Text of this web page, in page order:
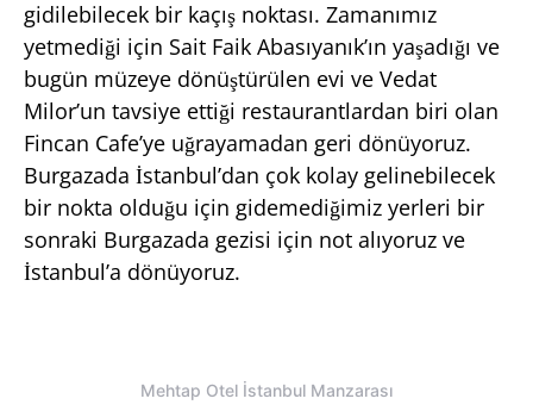
gidilebilecek bir kaçış noktası. Zamanımız
yetmediği için Sait Faik Abasıyanık’ın yaşadığı ve
bugün müzeye dönüştürülen evi ve Vedat
Milor’un tavsiye ettiği restaurantlardan biri olan
Fincan Cafe’ye uğrayamadan geri dönüyoruz.
Burgazada İstanbul’dan çok kolay gelinebilecek
bir nokta olduğu için gidemediğimiz yerleri bir
sonraki Burgazada gezisi için not alıyoruz ve
İstanbul’a dönüyoruz.
Mehtap Otel İstanbul Manzarası